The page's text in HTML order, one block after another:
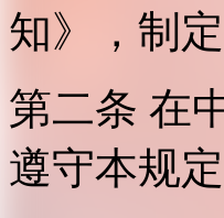
知》，制定
第二条 在
遵守本规定